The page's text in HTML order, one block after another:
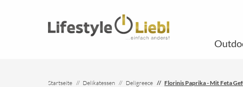
Startseite Delikatessen Deligreece Florinis Paprika - Mit Feta